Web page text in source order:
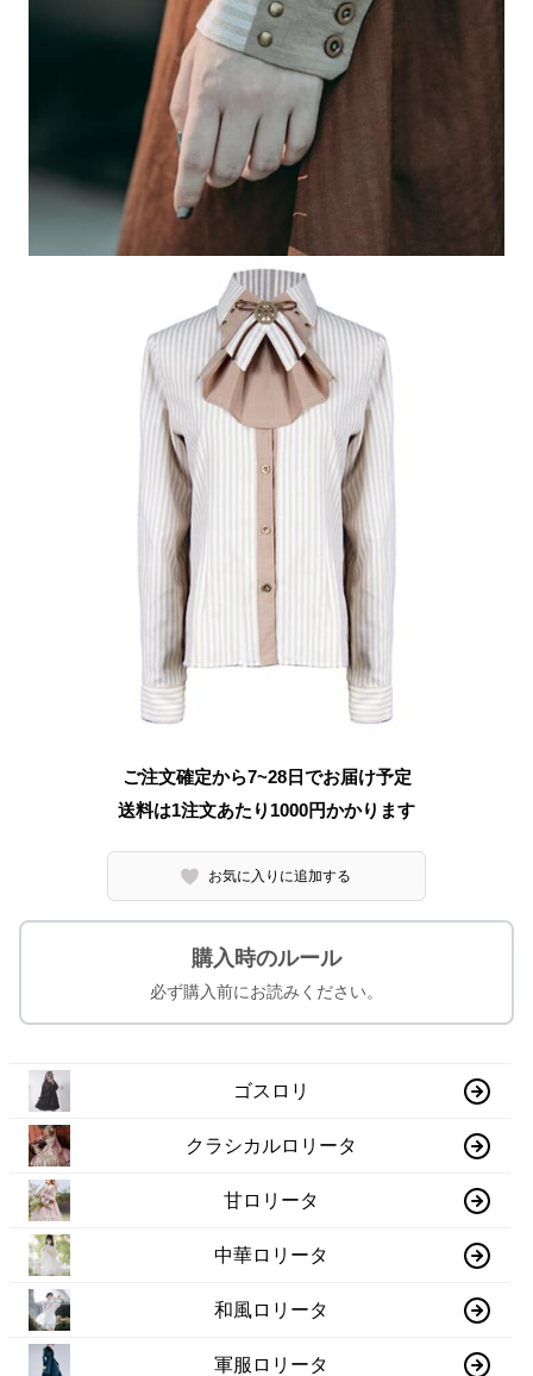
ご注文確定から7~28日でお届け予定
送料は1注文あたり 1000円かかります
お気に入りに追加する
購入時のルール
必ず購入前にお読みください。
ゴスロリ
クラシカルロリータ
甘ロリータ
中華ロリータ
和風ロリータ
軍服ロリータ